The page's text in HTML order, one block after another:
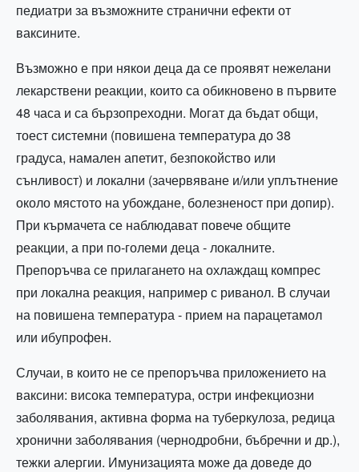
педиатри за възможните странични ефекти от
ваксините.
Възможно е при някои деца да се проявят нежелани
лекарствени реакции, които са обикновено в първите
48 часа и са бързопреходни. Могат да бъдат общи,
тоест системни (повишена температура до 38
градуса, намален апетит, безпокойство или
сънливост) и локални (зачервяване и/или уплътнение
около мястото на убождане, болезненост при допир).
При кърмачета се наблюдават повече общите
реакции, а при по-големи деца - локалните.
Препоръчва се прилагането на охлаждащ компрес
при локална реакция, например с риванол. В случаи
на повишена температура - прием на парацетамол
или ибупрофен.
Случаи, в които не се препоръчва приложението на
ваксини: висока температура, остри инфекциозни
заболявания, активна форма на туберкулоза, редица
хронични заболявания (чернодробни, бъбречни и др.),
тежки алергии. Имунизацията може да доведе до